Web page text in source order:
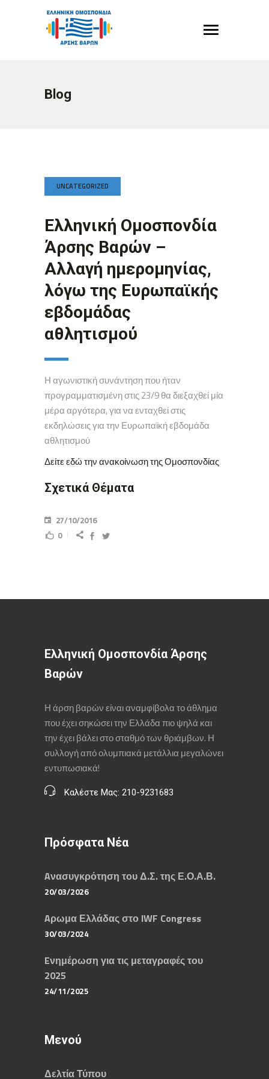
Blog
UNCATEGORIZED
Ελληνική Ομοσπονδία
Άρσης Βαρών –
Αλλαγή ημερομηνίας,
λόγω της Ευρωπαϊκής
εβδομάδας
αθλητισμού
Η αγωνιστική συνάντηση που ήταν
προγραμματισμένη στις 23/9 θα διεξαχθεί μία
μέρα αργότερα, για να ενταχθεί στις
εκδηλώσεις για την Ευρωπαϊκή εβδομάδα
αθλητισμού
Δείτε εδώ την ανακοίνωση της Ομοσπονδίας
Σχετικά Θέματα
27/10/2016
0
Ελληνική Ομοσπονδία Άρσης
Βαρών
Η άρση βαρών είναι αναμφίβολα το άθλημα
που έχει σηκώσει την Ελλάδα πιο ψηλά και
την έχει βάλει στο σταθμό των θριάμβων. Η
συλλογή από ολυμπιακά μετάλλια μεγαλώνει
εντυπωσιακά!
Καλέστε Μας: 210-9231683
Πρόσφατα Νέα
Aνασυγκρότηση του Δ.Σ. της Ε.Ο.Α.Β.
20/03/2026
Aρωμα Ελλάδας στο IWF Congress
30/03/2024
Eνημέρωση για τις μεταγραφές του
2025
24/11/2025
Μενού
Δελτία Τύπου